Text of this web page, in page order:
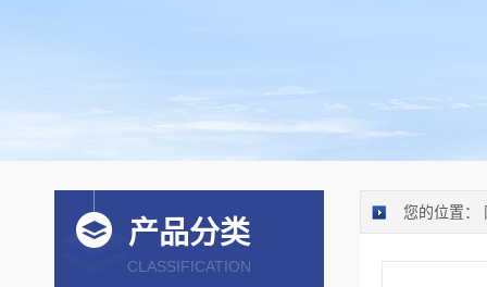
您的位置：
产品分类
CLASSIFICATION